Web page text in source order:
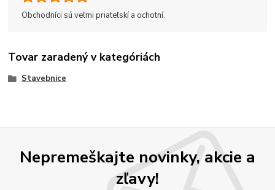
Obchodníci sú veľmi priateľskí a ochotní.
Tovar zaradený v kategóriách
Stavebnice
Nepremeškajte novinky, akcie a
zľavy!